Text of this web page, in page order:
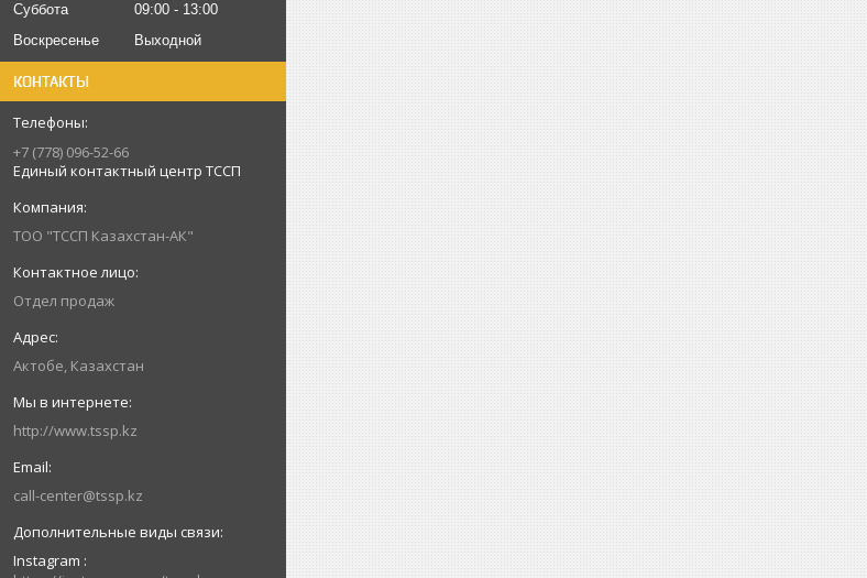
Суббота
09:00
13:00
Воскресенье
Выходной
КОНТАКТЫ
+7 (778) 096-52-66
Единый контактный центр ТССП
ТОО "ТССП Казахстан-АК"
Отдел продаж
Актобе, Казахстан
http://www.tssp.kz
call-center@tssp.kz
Instagram